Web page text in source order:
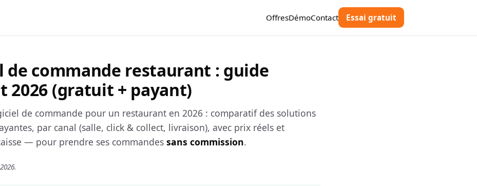
OffresDémoContact Essai gratuit
de commande restaurant : guide
2026 (gratuit + payant)
de commande pour un restaurant en 2026 : comparatif des solutions
par canal (salle, click & collect, livraison), avec prix réels et
— pour prendre ses commandes sans commission.